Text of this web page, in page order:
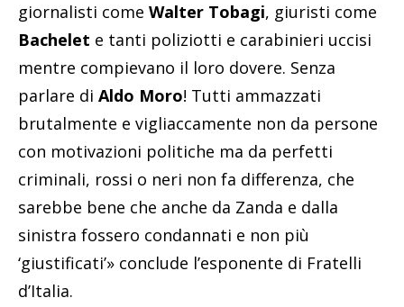
giornalisti come Walter Tobagi, giuristi come
Bachelet e tanti poliziotti e carabinieri uccisi
mentre compievano il loro dovere. Senza
parlare di Aldo Moro! Tutti ammazzati
brutalmente e vigliaccamente non da persone
con motivazioni politiche ma da perfetti
criminali, rossi o neri non fa differenza, che
sarebbe bene che anche da Zanda e dalla
sinistra fossero condannati e non più
‘giustificati’» conclude l’esponente di Fratelli
d’Italia.